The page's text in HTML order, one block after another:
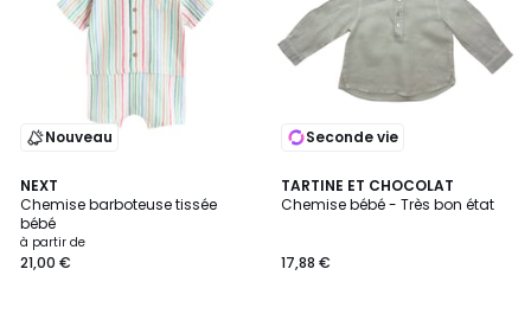
Nouveau
NEXT
Chemise barboteuse tissée
bébé
à partir de
21,00 €
Seconde vie
TARTINE ET CHOCOLAT
Chemise bébé - Très bon état
17,88 €